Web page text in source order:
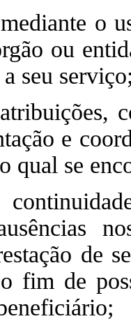
o
ou
seu
e
qual se
de
fim de